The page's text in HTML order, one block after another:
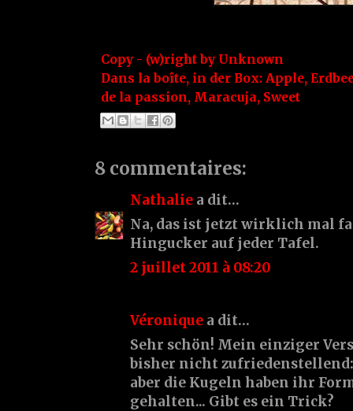
Copy - (w)right by Unknown
Dans la boîte, in der Box: Apple,
de la passion, Maracuja, Sweet
8 commentaires:
Nathalie a dit…
Na, das ist jetzt wirklich mal
Hingucker auf jeder Tafel.
2 juillet 2011 à 08:20
Véronique a dit…
Sehr schön! Mein einziger
bisher nicht
aber die Kugeln haben ihr
gehalten... Gibt es ein Trick?